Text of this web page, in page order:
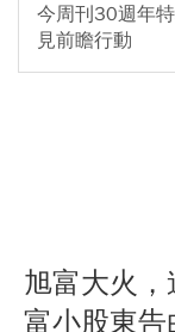
今周刊30週年
見前瞻行動
旭富大火
富小股東